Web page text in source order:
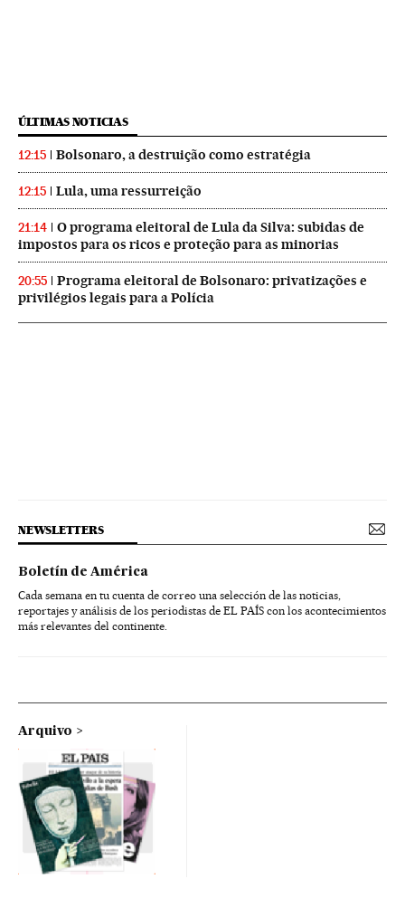
ÚLTIMAS NOTICIAS
12:15 Bolsonaro, a destruição como estratégia
12:15 Lula, uma ressurreição
21:14
O programa eleitoral de Lula da Silva: subidas de
impostos para os ricos e proteção para as minorias
20:55
Programa eleitoral de Bolsonaro: privatizações e
privilégios legais para a Polícia
NEWSLETTERS
Boletín de América
Cada semana en tu cuenta de correo una selección de las noticias,
reportajes y análisis de los periodistas de EL PAÍS con los acontecimientos
más relevantes del continente.
Arquivo